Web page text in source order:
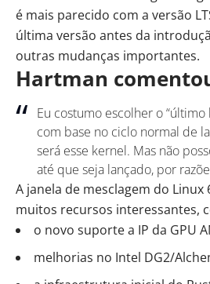
é mais parecido com a versão
última versão antes da
outras mudanças importantes.
Hartman
Eu costumo escolher o “último
com base no ciclo normal de
será esse kernel. Mas não
até que seja lançado, por
A janela de mesclagem do Linux
muitos recursos interessantes,
o novo suporte a IP da GPU
melhorias no Intel DG2/